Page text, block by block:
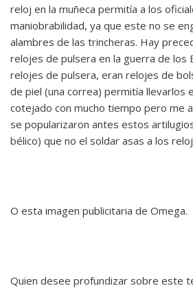
reloj en la muñeca permitía a los
maniobrabilidad, ya que este no se
alambres de las trincheras. Hay
relojes de pulsera en la guerra de los
relojes de pulsera, eran relojes de
de piel (una correa) permitía llevarlos
cotejado con mucho tiempo pero me
se popularizaron antes estos
bélico) que no el soldar asas a los
O esta imagen publicitaria de Omega.
Quien desee profundizar sobre este